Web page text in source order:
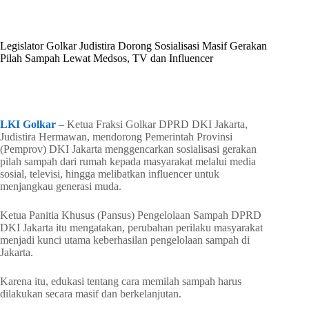
Legislator Golkar Judistira Dorong Sosialisasi Masif Gerakan
Pilah Sampah Lewat Medsos, TV dan Influencer
LKI Golkar – Ketua Fraksi Golkar DPRD DKI Jakarta,
Judistira Hermawan, mendorong Pemerintah Provinsi
(Pemprov) DKI Jakarta menggencarkan sosialisasi gerakan
pilah sampah dari rumah kepada masyarakat melalui media
sosial, televisi, hingga melibatkan influencer untuk
menjangkau generasi muda.
Ketua Panitia Khusus (Pansus) Pengelolaan Sampah DPRD
DKI Jakarta itu mengatakan, perubahan perilaku masyarakat
menjadi kunci utama keberhasilan pengelolaan sampah di
Jakarta.
Karena itu, edukasi tentang cara memilah sampah harus
dilakukan secara masif dan berkelanjutan.